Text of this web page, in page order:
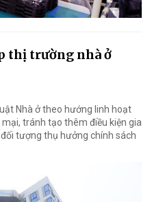
thị trường nhà ở
Nhà ở theo hướng linh hoạt
tránh tạo thêm điều kiện gia
tượng thụ hưởng chính sách